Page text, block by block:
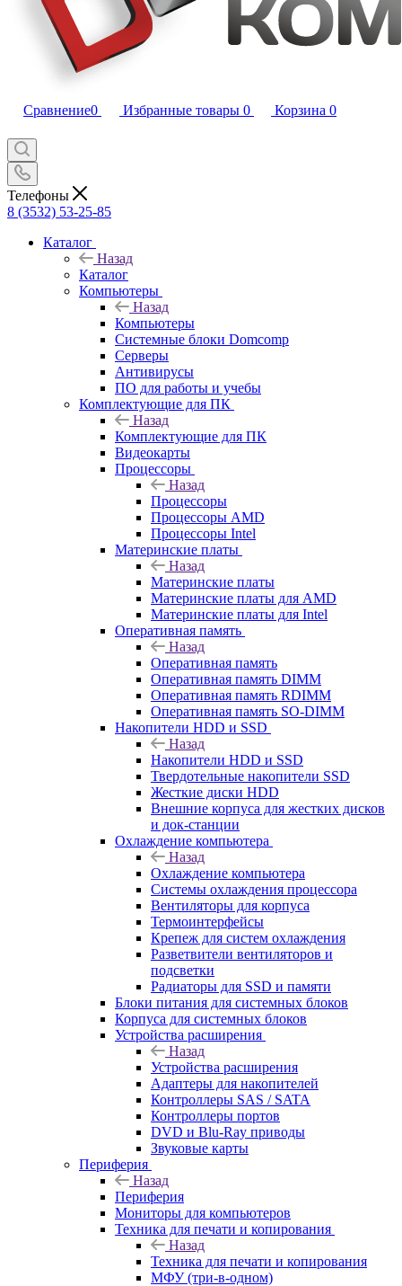
Сравнение0 Избранные товары 0 Корзина 0
Телефоны
8 (3532) 53-25-85
Каталог
Назад
Каталог
Компьютеры
Назад
Компьютеры
Системные блоки Domcomp
Серверы
Антивирусы
ПО для работы и учебы
Комплектующие для ПК
Назад
Комплектующие для ПК
Видеокарты
Процессоры
Назад
Процессоры
Процессоры AMD
Процессоры Intel
Материнские платы
Назад
Материнские платы
Материнские платы для AMD
Материнские платы для Intel
Оперативная память
Назад
Оперативная память
Оперативная память DIMM
Оперативная память RDIMM
Оперативная память SO-DIMM
Накопители HDD и SSD
Назад
Накопители HDD и SSD
Твердотельные накопители SSD
Жесткие диски HDD
Внешние корпуса для жестких дисков
и док-станции
Охлаждение компьютера
Назад
Охлаждение компьютера
Системы охлаждения процессора
Вентиляторы для корпуса
Термоинтерфейсы
Крепеж для систем охлаждения
Разветвители вентиляторов и
подсветки
Радиаторы для SSD и памяти
Блоки питания для системных блоков
Корпуса для системных блоков
Устройства расширения
Назад
Устройства расширения
Адаптеры для накопителей
Контроллеры SAS / SATA
Контроллеры портов
DVD и Blu-Ray приводы
Звуковые карты
Периферия
Назад
Периферия
Мониторы для компьютеров
Техника для печати и копирования
Назад
Техника для печати и копирования
МФУ (три-в-одном)